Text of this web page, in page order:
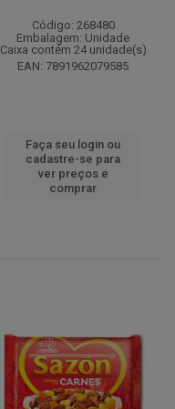
Código: 268480
Embalagem: Unidade
Caixa contém 24 unidade(s)
EAN: 7891962079585
Faça seu login ou
cadastre-se para
ver preços e
comprar